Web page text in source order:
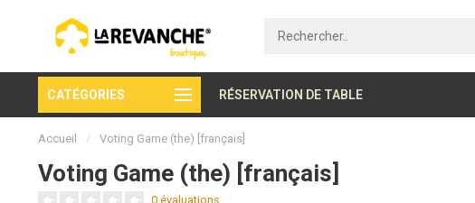
CATÉGORIES RÉSERVATION DE TABLE
Paiement sécurisé
Accueil / Voting Game (the) [français]
Voting Game (the) [français]
0 évaluations